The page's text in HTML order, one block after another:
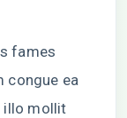
fames
congue ea
illo mollit